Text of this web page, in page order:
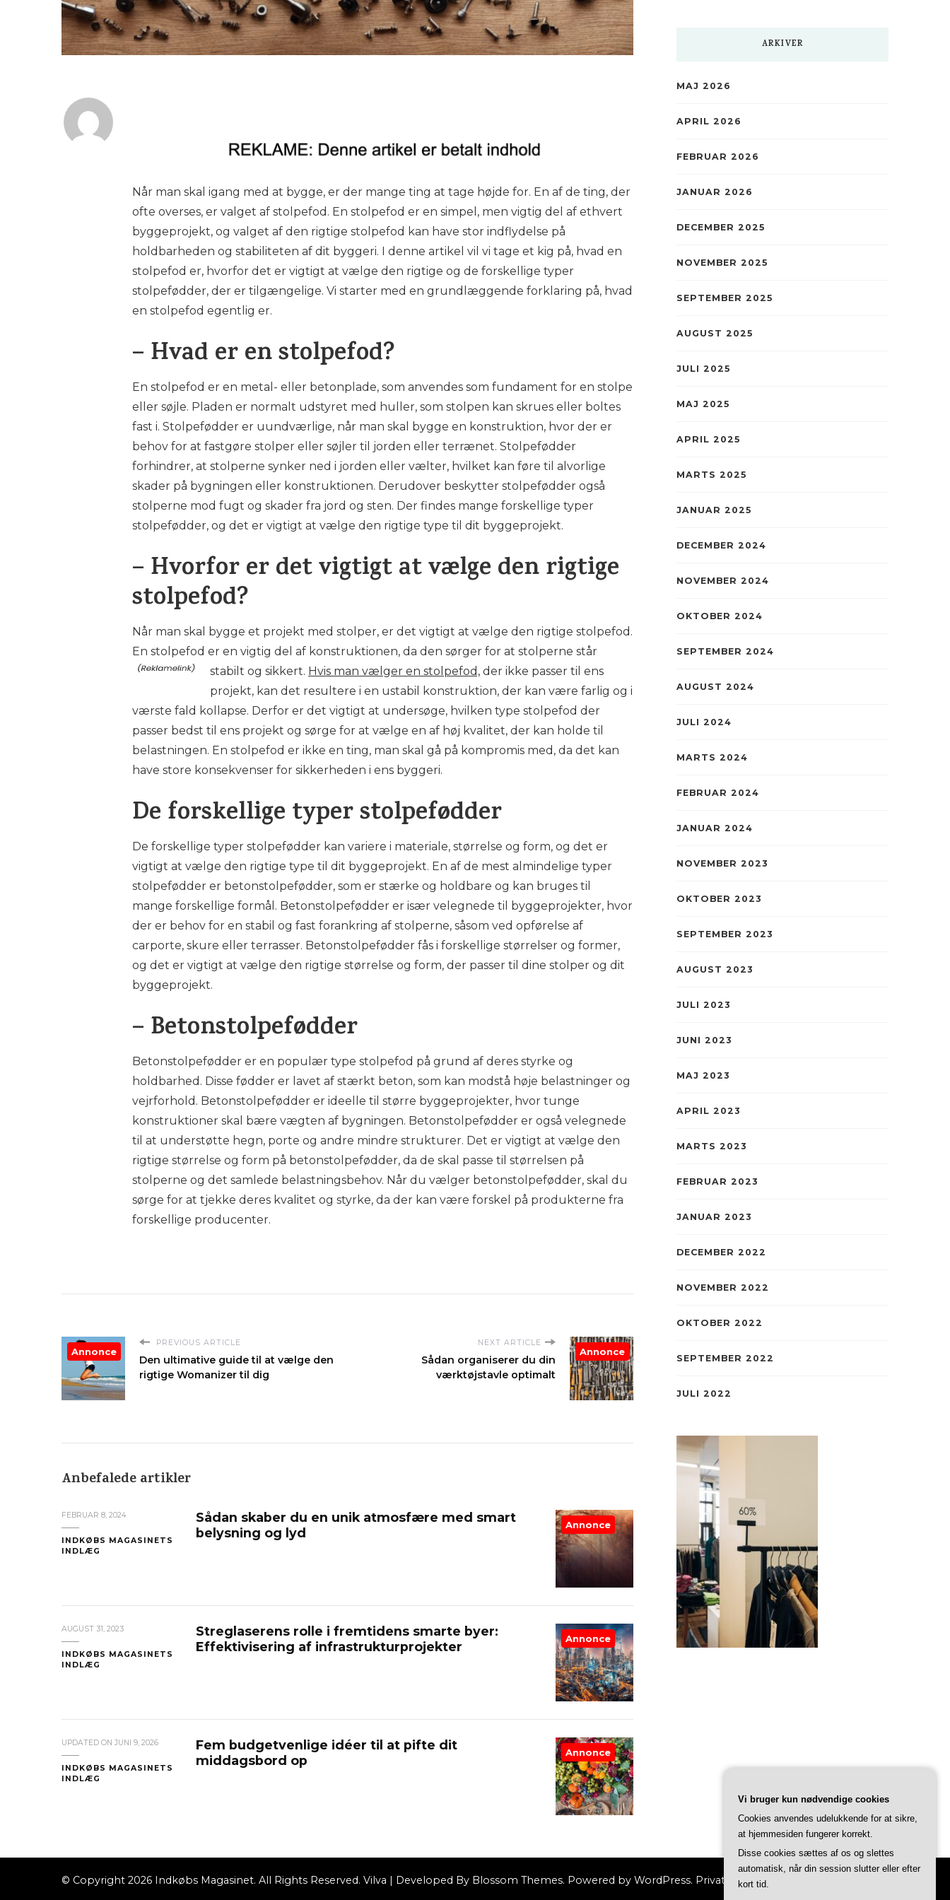
Når man skal igang med at bygge, er der mange ting at tage højde for. En af de ting, der
ofte overses, er valget af stolpefod. En stolpefod er en simpel, men vigtig del af ethvert
byggeprojekt, og valget af den rigtige stolpefod kan have stor indflydelse på
holdbarheden og stabiliteten af ​​dit byggeri. I denne artikel vil vi tage et kig på, hvad en
stolpefod er, hvorfor det er vigtigt at vælge den rigtige og de forskellige typer
stolpefødder, der er tilgængelige. Vi starter med en grundlæggende forklaring på, hvad
en stolpefod egentlig er.
– Hvad er en stolpefod?
En stolpefod er en metal- eller betonplade, som anvendes som fundament for en stolpe
eller søjle. Pladen er normalt udstyret med huller, som stolpen kan skrues eller boltes
fast i. Stolpefødder er uundværlige, når man skal bygge en konstruktion, hvor der er
behov for at fastgøre stolper eller søjler til jorden eller terrænet. Stolpefødder
forhindrer, at stolperne synker ned i jorden eller vælter, hvilket kan føre til alvorlige
skader på bygningen eller konstruktionen. Derudover beskytter stolpefødder også
stolperne mod fugt og skader fra jord og sten. Der findes mange forskellige typer
stolpefødder, og det er vigtigt at vælge den rigtige type til dit byggeprojekt.
– Hvorfor er det vigtigt at vælge den rigtige
stolpefod?
Når man skal bygge et projekt med stolper, er det vigtigt at vælge den rigtige stolpefod.
En stolpefod er en vigtig del af konstruktionen, da den sørger for at stolperne står
stabilt og sikkert. Hvis man vælger en stolpefod, der ikke passer til ens
projekt, kan det resultere i en ustabil konstruktion, der kan være farlig og i
værste fald kollapse. Derfor er det vigtigt at undersøge, hvilken type stolpefod der
passer bedst til ens projekt og sørge for at vælge en af høj kvalitet, der kan holde til
belastningen. En stolpefod er ikke en ting, man skal gå på kompromis med, da det kan
have store konsekvenser for sikkerheden i ens byggeri.
De forskellige typer stolpefødder
De forskellige typer stolpefødder kan variere i materiale, størrelse og form, og det er
vigtigt at vælge den rigtige type til dit byggeprojekt. En af de mest almindelige typer
stolpefødder er betonstolpefødder, som er stærke og holdbare og kan bruges til
mange forskellige formål. Betonstolpefødder er især velegnede til byggeprojekter, hvor
der er behov for en stabil og fast forankring af stolperne, såsom ved opførelse af
carporte, skure eller terrasser. Betonstolpefødder fås i forskellige størrelser og former,
og det er vigtigt at vælge den rigtige størrelse og form, der passer til dine stolper og dit
byggeprojekt.
– Betonstolpefødder
Betonstolpefødder er en populær type stolpefod på grund af deres styrke og
holdbarhed. Disse fødder er lavet af stærkt beton, som kan modstå høje belastninger og
vejrforhold. Betonstolpefødder er ideelle til større byggeprojekter, hvor tunge
konstruktioner skal bære vægten af bygningen. Betonstolpefødder er også velegnede
til at understøtte hegn, porte og andre mindre strukturer. Det er vigtigt at vælge den
rigtige størrelse og form på betonstolpefødder, da de skal passe til størrelsen på
stolperne og det samlede belastningsbehov. Når du vælger betonstolpefødder, skal du
sørge for at tjekke deres kvalitet og styrke, da der kan være forskel på produkterne fra
forskellige producenter.
PREVIOUS ARTICLE
Den ultimative guide til at vælge den
rigtige Womanizer til dig
Annonce
NEXT ARTICLE
Sådan organiserer du din
værktøjstavle optimalt
Annonce
Anbefalede artikler
FEBRUAR 8, 2024
INDKØBS MAGASINETS
INDLÆG
Sådan skaber du en unik atmosfære med smart
belysning og lyd
Annonce
AUGUST 31, 2023
INDKØBS MAGASINETS
INDLÆG
Streglaserens rolle i fremtidens smarte byer:
Effektivisering af infrastrukturprojekter
Annonce
UPDATED ON JUNI 9, 2026
INDKØBS MAGASINETS
INDLÆG
Fem budgetvenlige idéer til at pifte dit
middagsbord op
Annonce
ARKIVER
MAJ 2026
APRIL 2026
FEBRUAR 2026
JANUAR 2026
DECEMBER 2025
NOVEMBER 2025
SEPTEMBER 2025
AUGUST 2025
JULI 2025
MAJ 2025
APRIL 2025
MARTS 2025
JANUAR 2025
DECEMBER 2024
NOVEMBER 2024
OKTOBER 2024
SEPTEMBER 2024
AUGUST 2024
JULI 2024
MARTS 2024
FEBRUAR 2024
JANUAR 2024
NOVEMBER 2023
OKTOBER 2023
SEPTEMBER 2023
AUGUST 2023
JULI 2023
JUNI 2023
MAJ 2023
APRIL 2023
MARTS 2023
FEBRUAR 2023
JANUAR 2023
DECEMBER 2022
NOVEMBER 2022
OKTOBER 2022
SEPTEMBER 2022
JULI 2022
© Copyright 2026 Indkøbs Magasinet. All Rights Reserved. Vilva | Developed By Blossom Themes. Powered by WordPress. Privatlivspolitik
Vi bruger kun nødvendige cookies
Cookies anvendes udelukkende for at sikre,
at hjemmesiden fungerer korrekt.
Disse cookies sættes af os og slettes
automatisk, når din session slutter eller efter
kort tid.